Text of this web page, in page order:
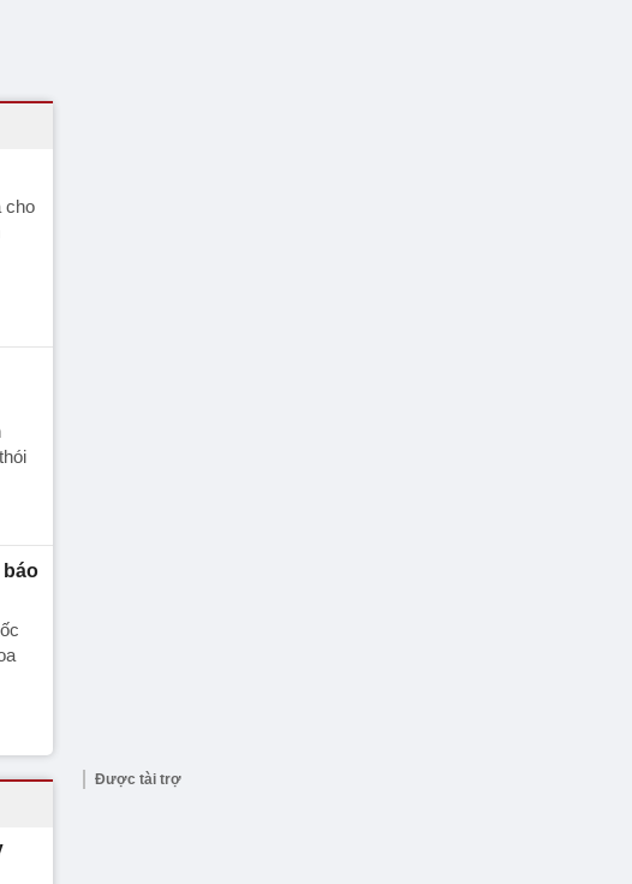
cho
báo
Được tài trợ